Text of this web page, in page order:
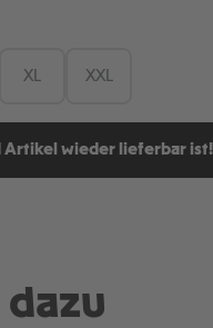
XL XXL
Artikel wieder lieferbar ist!
dazu